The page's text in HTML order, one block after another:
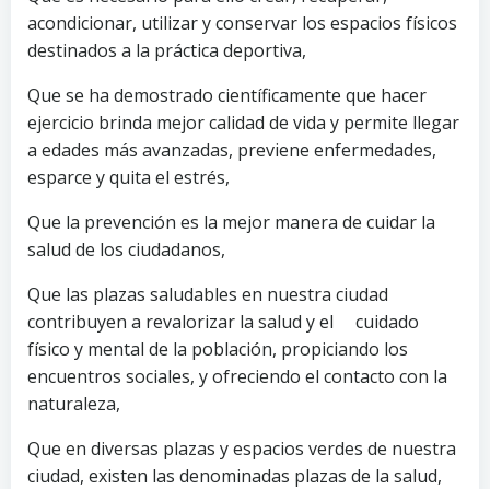
acondicionar, utilizar y conservar los espacios físicos
destinados a la práctica deportiva,
Que se ha demostrado científicamente que hacer
ejercicio brinda mejor calidad de vida y permite llegar
a edades más avanzadas, previene enfermedades,
esparce y quita el estrés,
Que la prevención es la mejor manera de cuidar la
salud de los ciudadanos,
Que las plazas saludables en nuestra ciudad
contribuyen a revalorizar la salud y el cuidado
físico y mental de la población, propiciando los
encuentros sociales, y ofreciendo el contacto con la
naturaleza,
Que en diversas plazas y espacios verdes de nuestra
ciudad, existen las denominadas plazas de la salud,